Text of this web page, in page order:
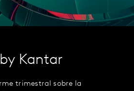
Kantar
trimestral sobre la